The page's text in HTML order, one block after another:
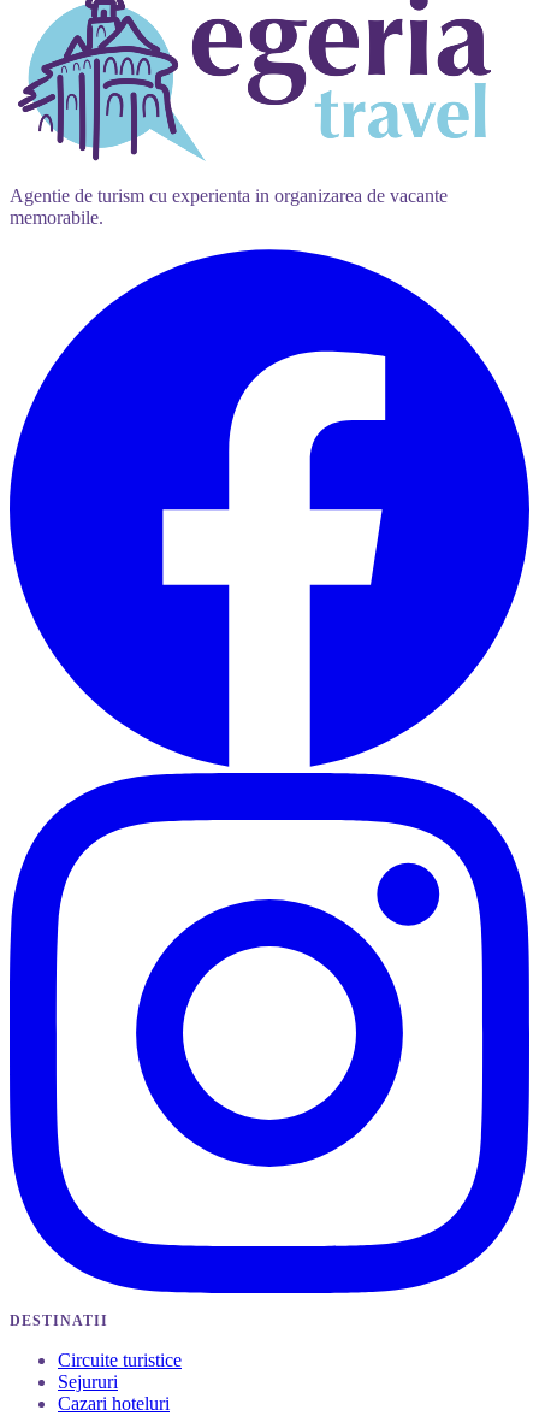
Agentie de turism cu experienta in organizarea de vacante
memorabile.
DESTINATII
Circuite turistice
Sejururi
Cazari hoteluri